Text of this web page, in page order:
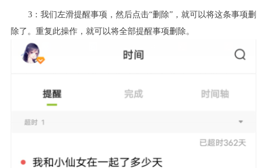
3：我们左滑提醒事项，然后点击“删除”，就可以将这条事项删
除了。重复此操作，就可以将全部提醒事项删除。